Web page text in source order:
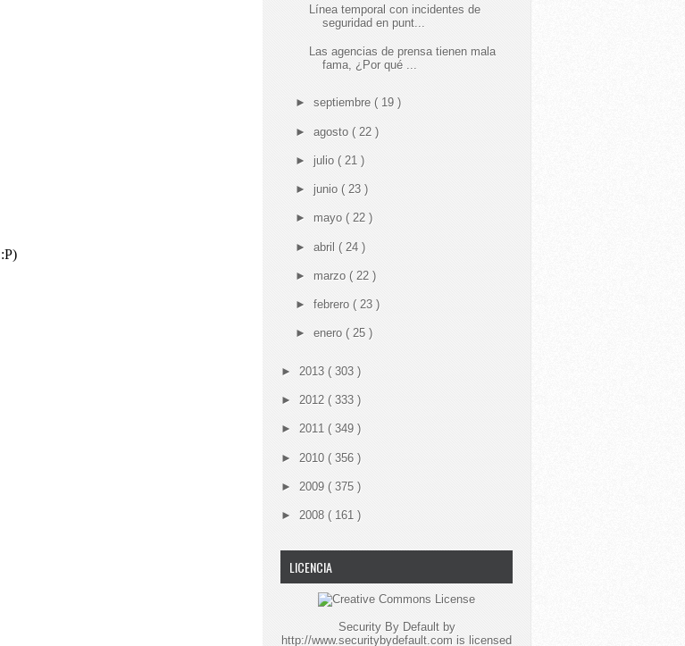
Línea temporal con incidentes de
seguridad en punt...
Las agencias de prensa tienen mala
fama, ¿Por qué ...
► septiembre ( 19 )
► agosto ( 22 )
► julio ( 21 )
► junio ( 23 )
► mayo ( 22 )
► abril ( 24 )
► marzo ( 22 )
► febrero ( 23 )
► enero ( 25 )
► 2013 ( 303 )
► 2012 ( 333 )
► 2011 ( 349 )
► 2010 ( 356 )
► 2009 ( 375 )
► 2008 ( 161 )
LICENCIA
Security By Defaultby
http://www.securitybydefault.com is licensed